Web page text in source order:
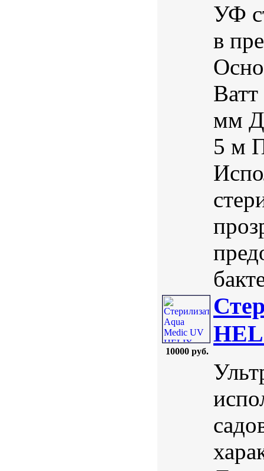
УФ
в
мм
5 м
10000 руб.